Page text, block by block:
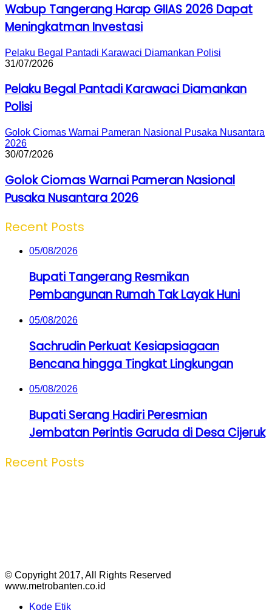
Wabup Tangerang Harap GIIAS 2026 Dapat
Meningkatman Investasi
Pelaku Begal Pantadi Karawaci Diamankan Polisi
31/07/2026
Pelaku Begal Pantadi Karawaci Diamankan
Polisi
Golok Ciomas Warnai Pameran Nasional Pusaka Nusantara
2026
30/07/2026
Golok Ciomas Warnai Pameran Nasional
Pusaka Nusantara 2026
Recent Posts
05/08/2026
Bupati Tangerang Resmikan
Pembangunan Rumah Tak Layak Huni
05/08/2026
Sachrudin Perkuat Kesiapsiagaan
Bencana hingga Tingkat Lingkungan
05/08/2026
Bupati Serang Hadiri Peresmian
Jembatan Perintis Garuda di Desa Cijeruk
Recent Posts
© Copyright 2017, All Rights Reserved
www.metrobanten.co.id
Kode Etik